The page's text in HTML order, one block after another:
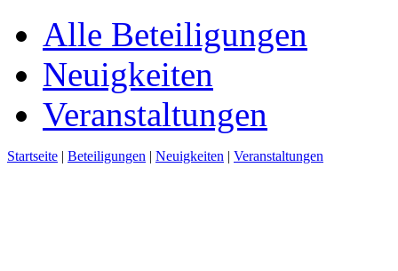
Alle Beteiligungen
Neuigkeiten
Veranstaltungen
Startseite | Beteiligungen | Neuigkeiten | Veranstaltungen